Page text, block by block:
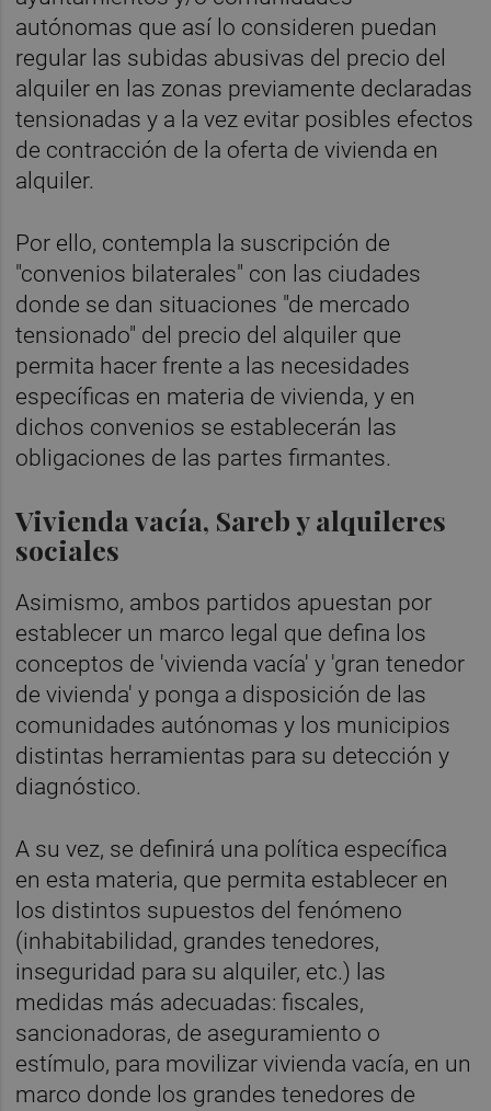
autónomas que así lo consideren puedan
regular las subidas abusivas del precio del
alquiler en las zonas previamente declaradas
tensionadas y a la vez evitar posibles efectos
de contracción de la oferta de vivienda en
alquiler.
Por ello, contempla la suscripción de
"convenios bilaterales" con las ciudades
donde se dan situaciones "de mercado
tensionado" del precio del alquiler que
permita hacer frente a las necesidades
específicas en materia de vivienda, y en
dichos convenios se establecerán las
obligaciones de las partes firmantes.
Vivienda vacía, Sareb y alquileres
sociales
Asimismo, ambos partidos apuestan por
establecer un marco legal que defina los
conceptos de 'vivienda vacía' y 'gran tenedor
de vivienda' y ponga a disposición de las
comunidades autónomas y los municipios
distintas herramientas para su detección y
diagnóstico.
A su vez, se definirá una política específica
en esta materia, que permita establecer en
los distintos supuestos del fenómeno
(inhabitabilidad, grandes tenedores,
inseguridad para su alquiler, etc.) las
medidas más adecuadas: fiscales,
sancionadoras, de aseguramiento o
estímulo, para movilizar vivienda vacía, en un
marco donde los grandes tenedores de